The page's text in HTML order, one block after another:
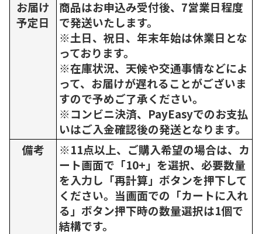
お届け
予定日
商品はお申込み受付後、7営業日程度
で発送いたします。
※土日、祝日、年末年始は休業日とな
っております。
※在庫状況、天候や交通事情などによ
って、お届けが遅れることがございま
すので予めご了承ください。
※コンビニ決済、PayEasyでのお支払
いはご入金確認後の発送となります。
備考
※11点以上、ご購入希望の場合は、カ
ート画面で「10+」を選択、必要数量
を入力し「再計算」ボタンを押下して
ください。当画面での「カートに入れ
る」ボタン押下時の数量選択は1個で
結構です。